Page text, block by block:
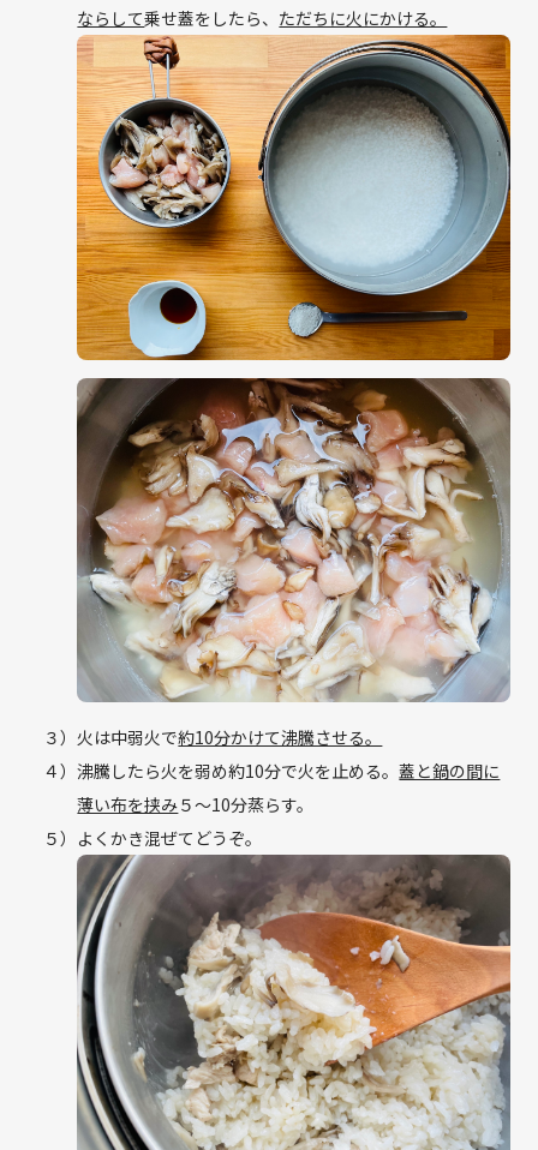
ならして乗せ蓋をしたら、 ただちに火にかける。
３） 火は中弱火で約10分かけて沸騰させる。
４）沸騰したら火を弱め約10分で火を止める。蓋と鍋の間に
薄い布を挟み５〜10分蒸らす。
５） よくかき混ぜてどうぞ。